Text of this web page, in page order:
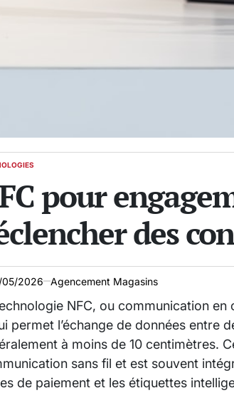
pour
des
05/2026 Agencement Magasins
NFC, ou communication
permet l’échange de données entre
à moins de 10 centimètres.
sans fil et est souvent
de paiement et les étiquettes